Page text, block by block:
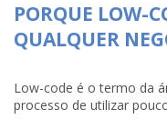
PORQUE LOW-
QUALQUER
Low-code é o termo da
processo de utilizar